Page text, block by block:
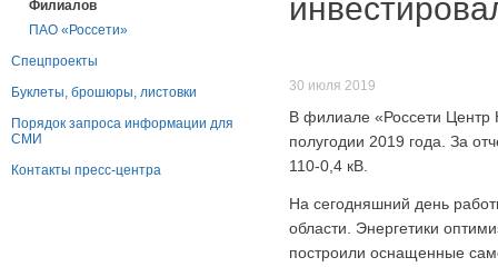
Филиалов
ПАО «Россети»
Спецпроекты
Буклеты, брошюры, листовки
Порядок запроса информации для
СМИ
Контакты пресс-центра
30 июля 2019
В филиале «Россети Центр
полугодии 2019 года. За
110-0,4 кВ.
На сегодняшний день
области. Энергетики
построили оснащенные